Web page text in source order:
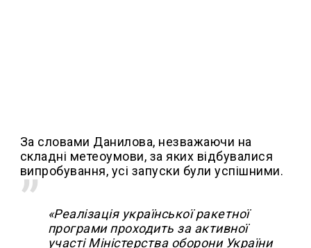
За словами Данилова, незважаючи на
складні метеоумови, за яких відбувалися
випробування, усі запуски були успішними.
«Реалізація української ракетної
програми проходить за активної
участі Міністерства оборони України